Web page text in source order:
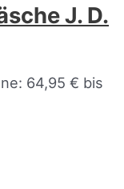
J. D.
64,95 € bis